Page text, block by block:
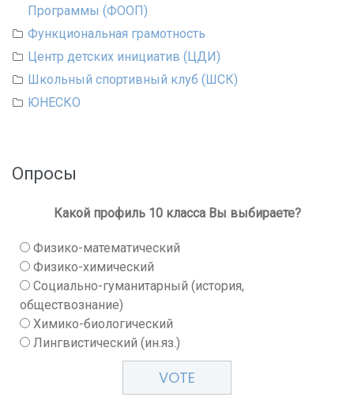
Программы (ФООП)
Функциональная грамотность
Центр детских инициатив (ЦДИ)
Школьный спортивный клуб (ШСК)
ЮНЕСКО
Опросы
Какой профиль 10 класса Вы выбираете?
Физико-математический
Физико-химический
Социально-гуманитарный (история,
обществознание)
Химико-биологический
Лингвистический (ин.яз.)